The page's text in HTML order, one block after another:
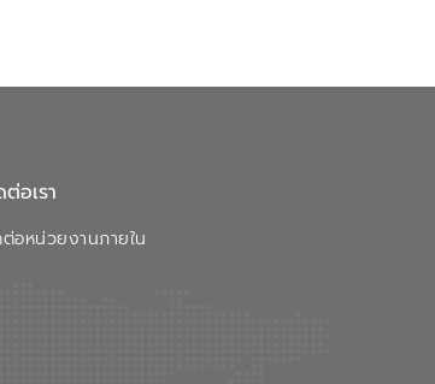
อเรา
อหน่วยงานภายใน